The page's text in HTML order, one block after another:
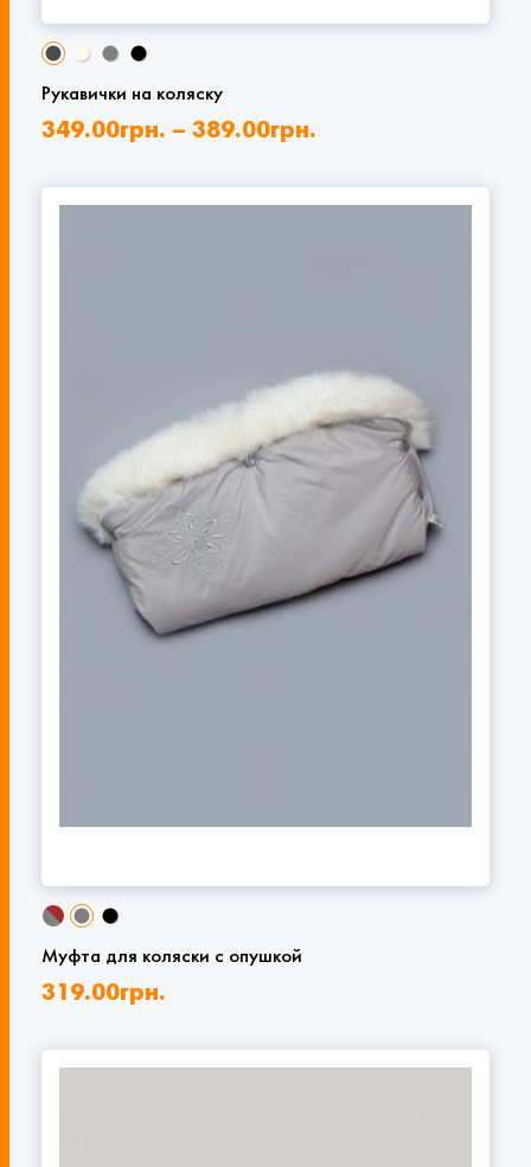
Рукавички на коляску
349.00грн. – 389.00грн.
Муфта для коляски с опушкой
319.00грн.